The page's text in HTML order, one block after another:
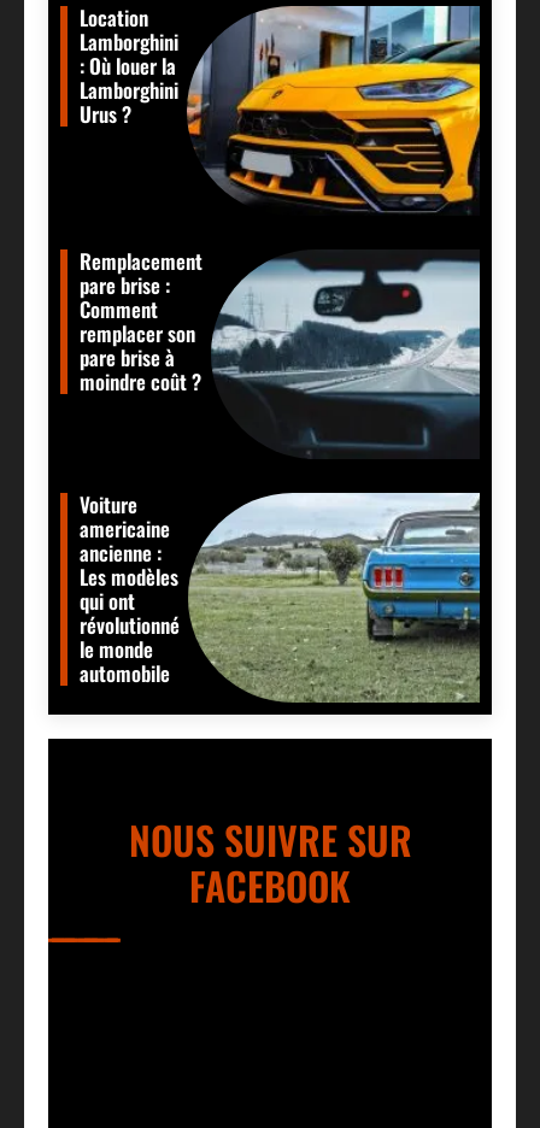
Location
Lamborghini
: Où louer la
Lamborghini
Urus ?
Remplacement
pare brise :
Comment
remplacer son
pare brise à
moindre coût ?
Voiture
americaine
ancienne :
Les modèles
qui ont
révolutionné
le monde
automobile
NOUS SUIVRE SUR
FACEBOOK